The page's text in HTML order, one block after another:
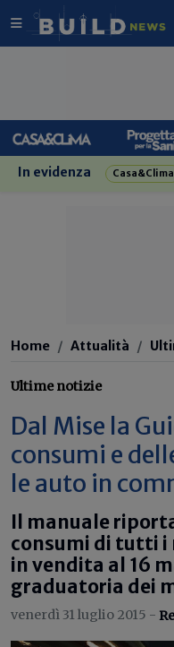
In evidenza Casa&Clima
Home Attualità
Ultime notizie
Dal Mise la
consumi e
le auto in
Il manuale
consumi di tutti
in vendita al 16
graduatoria dei
venerdì 31 luglio 2015 -